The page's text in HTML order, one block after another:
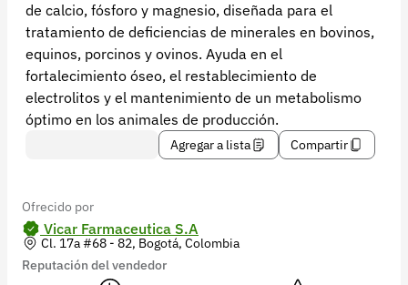
de calcio, fósforo y magnesio, diseñada para el
tratamiento de deficiencias de minerales en bovinos,
equinos, porcinos y ovinos. Ayuda en el
fortalecimiento óseo, el restablecimiento de
electrolitos y el mantenimiento de un metabolismo
óptimo en los animales de producción.
Agregar a lista Compartir
Ofrecido por
Vicar Farmaceutica S.A
Cl. 17a #68 - 82, Bogotá, Colombia
Reputación del vendedor
contacto@croper.com
© 2026 Croper.com Todos los derechos reservados
Versión 5.45.0
Síguenos